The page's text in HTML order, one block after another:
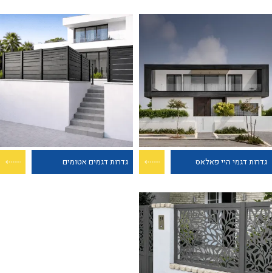
גדרות דגמי היי פאלאס גדרות דגמים אטומים